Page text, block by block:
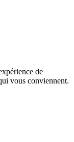
de
vous conviennent.